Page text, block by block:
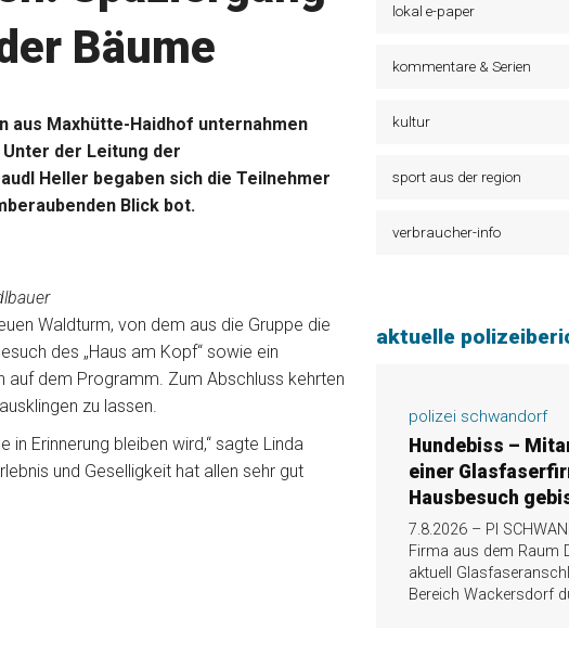
Ihrer Region! angebote vor ort | anzeige
Wochenangebot!
maxhütte-haidhof
Bäume
aus Maxhütte-Haidhof unternahmen
Unter der Leitung der
Heller begaben sich die Teilnehmer
Blick bot.
Waldturm, von dem aus die Gruppe die
des „Haus am Kopf“ sowie ein
auf dem Programm. Zum Abschluss kehrten
zu lassen.
in Erinnerung bleiben wird,“ sagte Linda
und Geselligkeit hat allen sehr gut
lokal e-paper
kommentare & Serien
kultur
sport aus der region
verbraucher-info
aktuelle
polizei schwandorf
Hundebiss –
einer
Hausbesuch
7.8.2026 – PI
Firma aus dem Raum
aktuell
Bereich Wackersdorf